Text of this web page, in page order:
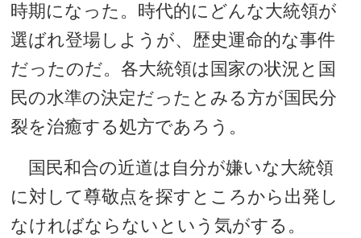
時期になった。時代的にどんな大統領が
選ばれ登場しようが、歴史運命的な事件
だったのだ。各大統領は国家の状況と国
民の水準の決定だったとみる方が国民分
裂を治癒する処方であろう。
国民和合の近道は自分が嫌いな大統領
に対して尊敬点を探すところから出発し
なければならないという気がする。